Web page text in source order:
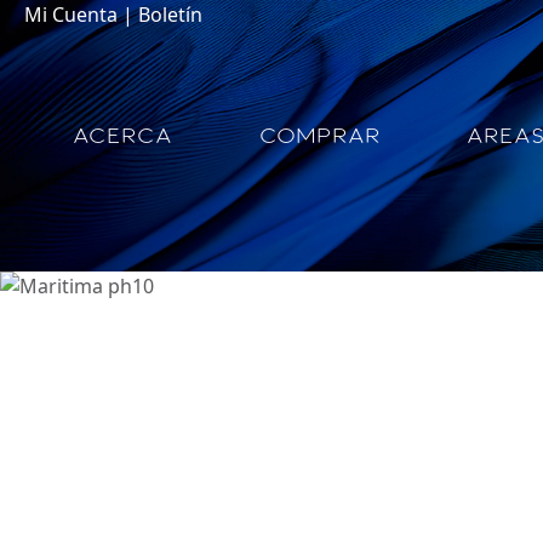
Mi Cuenta|Boletín
ACERCA COMPRAR